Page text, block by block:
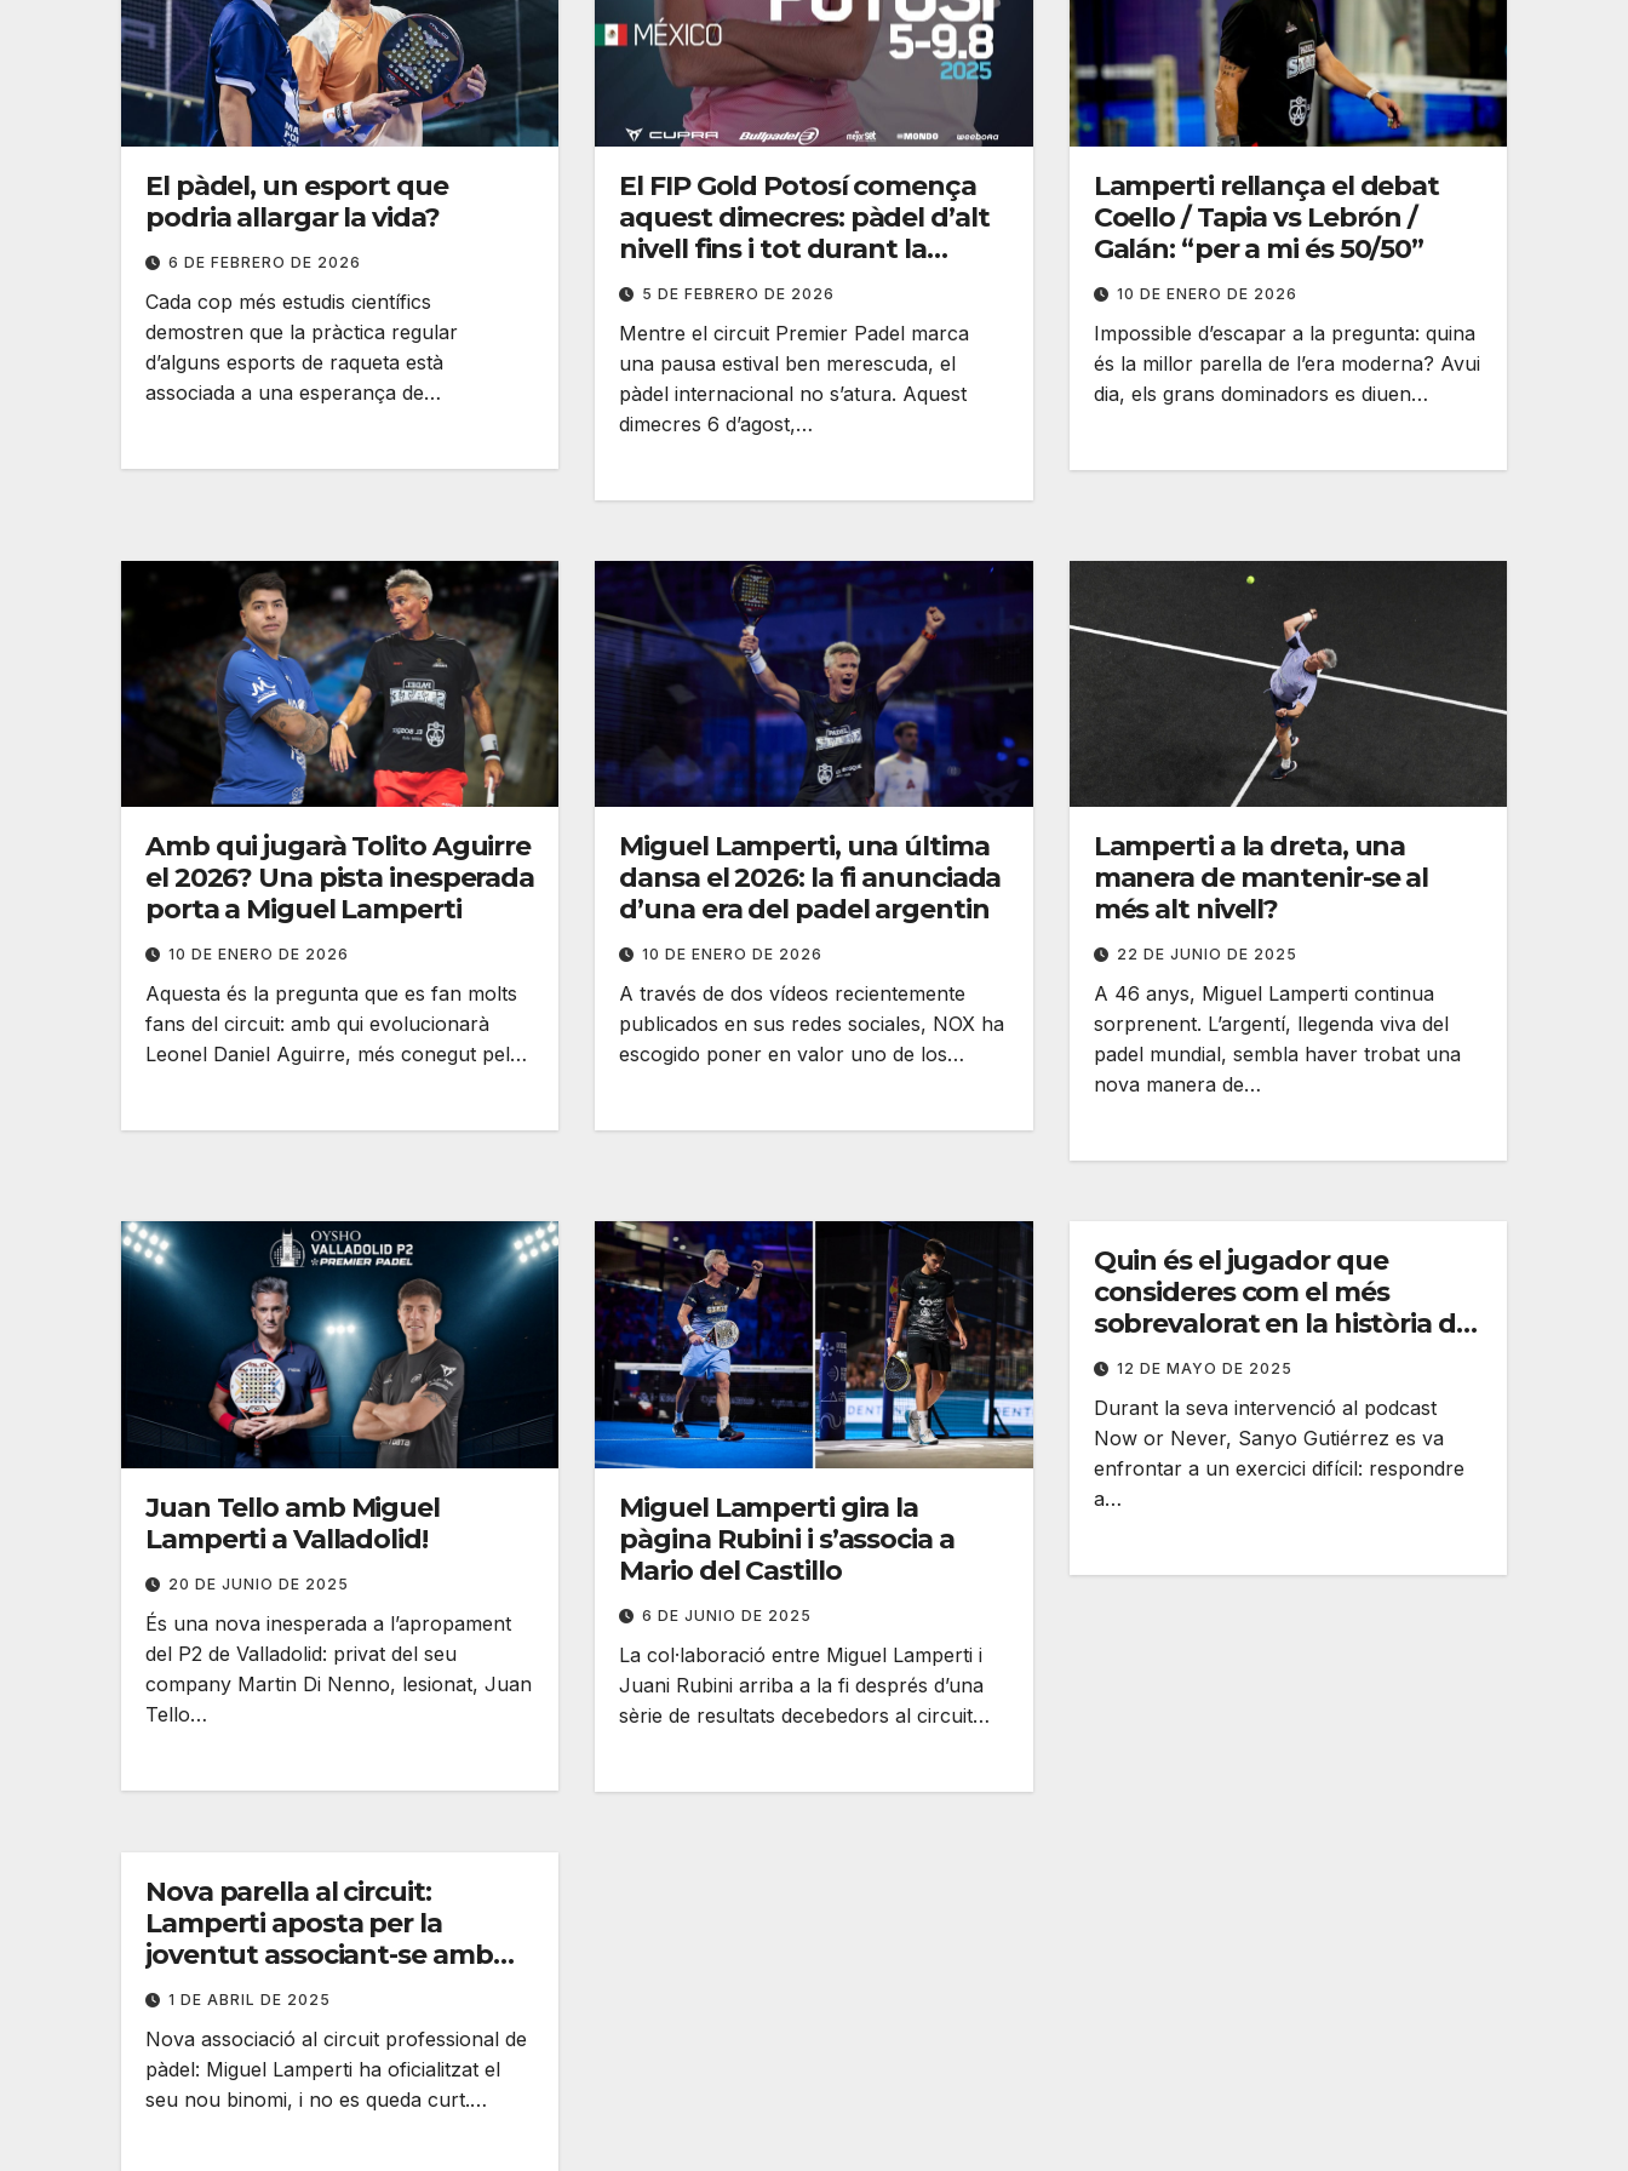
El pàdel, un esport que
podria allargar la vida?
6 DE FEBRERO DE 2026
Cada cop més estudis científics
demostren que la pràctica regular
d’alguns esports de raqueta està
associada a una esperança de…
El FIP Gold Potosí comença
aquest dimecres: pàdel d’alt
nivell fins i tot durant la
pausa
5 DE FEBRERO DE 2026
Mentre el circuit Premier Padel marca
una pausa estival ben merescuda, el
pàdel internacional no s’atura. Aquest
dimecres 6 d’agost,…
Lamperti rellança el debat
Coello / Tapia vs Lebrón /
Galán: “per a mi és 50/50”
10 DE ENERO DE 2026
Impossible d’escapar a la pregunta: quina
és la millor parella de l’era moderna? Avui
dia, els grans dominadors es diuen…
Amb qui jugarà Tolito Aguirre
el 2026? Una pista inesperada
porta a Miguel Lamperti
10 DE ENERO DE 2026
Aquesta és la pregunta que es fan molts
fans del circuit: amb qui evolucionarà
Leonel Daniel Aguirre, més conegut pel…
Miguel Lamperti, una última
dansa el 2026: la fi anunciada
d’una era del padel argentin
10 DE ENERO DE 2026
A través de dos vídeos recientemente
publicados en sus redes sociales, NOX ha
escogido poner en valor uno de los…
Lamperti a la dreta, una
manera de mantenir-se al
més alt nivell?
22 DE JUNIO DE 2025
A 46 anys, Miguel Lamperti continua
sorprenent. L’argentí, llegenda viva del
padel mundial, sembla haver trobat una
nova manera de…
Juan Tello amb Miguel
Lamperti a Valladolid!
20 DE JUNIO DE 2025
És una nova inesperada a l’apropament
del P2 de Valladolid: privat del seu
company Martin Di Nenno, lesionat, Juan
Tello…
Miguel Lamperti gira la
pàgina Rubini i s’associa a
Mario del Castillo
6 DE JUNIO DE 2025
La col·laboració entre Miguel Lamperti i
Juani Rubini arriba a la fi després d’una
sèrie de resultats decebedors al circuit…
Quin és el jugador que
consideres com el més
sobrevalorat en la història del
pàdel? Sanyo respon!
12 DE MAYO DE 2025
Durant la seva intervenció al podcast
Now or Never, Sanyo Gutiérrez es va
enfrontar a un exercici difícil: respondre
a…
Nova parella al circuit:
Lamperti aposta per la
joventut associant-se amb
Juan Rubini
1 DE ABRIL DE 2025
Nova associació al circuit professional de
pàdel: Miguel Lamperti ha oficialitzat el
seu nou binomi, i no es queda curt.…